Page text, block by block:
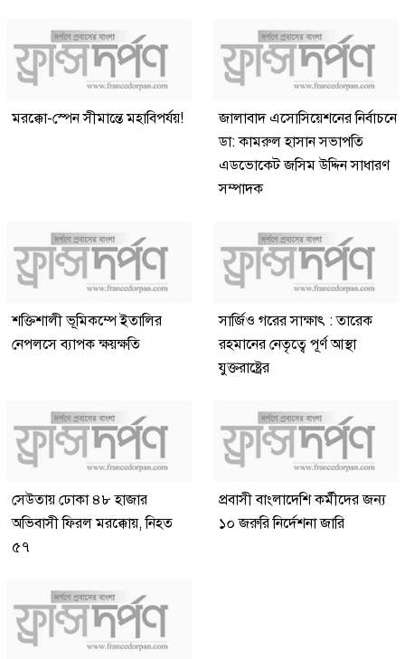
মরক্কো-স্পেন সীমান্তে মহাবিপর্যয়!
জালাবাদ এসোসিয়েশনের নির্বাচনে
ডা: কামরুল হাসান সভাপতি
এডভোকেট জসিম উদ্দিন সাধারণ
সম্পাদক
শক্তিশালী ভূমিকম্পে ইতালির
নেপলসে ব্যাপক ক্ষয়ক্ষতি
সার্জিও গরের সাক্ষাৎ : তারেক
রহমানের নেতৃত্বে পূর্ণ আস্থা
যুক্তরাষ্ট্রের
সেউতায় ঢোকা ৪৮ হাজার
অভিবাসী ফিরল মরক্কোয়, নিহত
৫৭
প্রবাসী বাংলাদেশি কর্মীদের জন্য
১০ জরুরি নির্দেশনা জারি